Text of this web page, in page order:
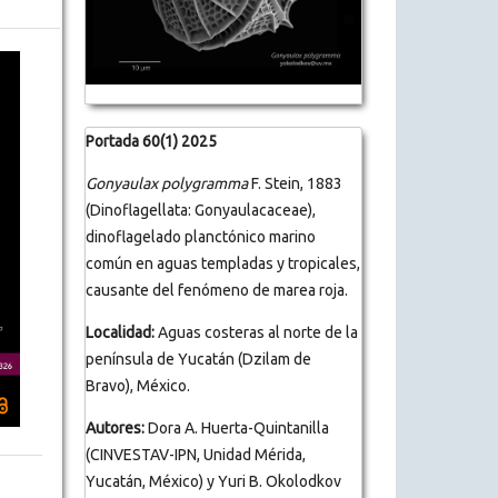
Portada 60(1) 2025
Gonyaulax polygrammaF. Stein, 1883
(Dinoflagellata: Gonyaulacaceae),
dinoflagelado planctónico marino
común en aguas templadas y tropicales,
causante del fenómeno de marea roja.
Localidad:Aguas costeras al norte de la
península de Yucatán (Dzilam de
Bravo), México.
Autores:Dora A. Huerta-Quintanilla
(CINVESTAV-IPN, Unidad Mérida,
Yucatán, México) y Yuri B. Okolodkov